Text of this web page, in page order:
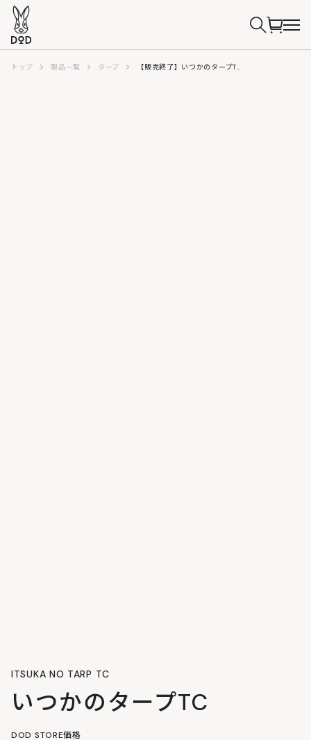
トップ 製品一覧 タープ 【販売終了】いつかのタープTC（ブラック） TT5-919-BK
ITSUKA NO TARP TC
いつかのタープTC
DOD STORE価格